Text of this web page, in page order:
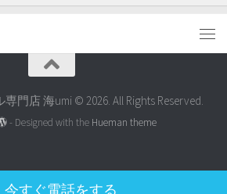
門店 海umi © 2026. All Rights Reserved.
- Designed with the Hueman theme
今すぐ電話をする